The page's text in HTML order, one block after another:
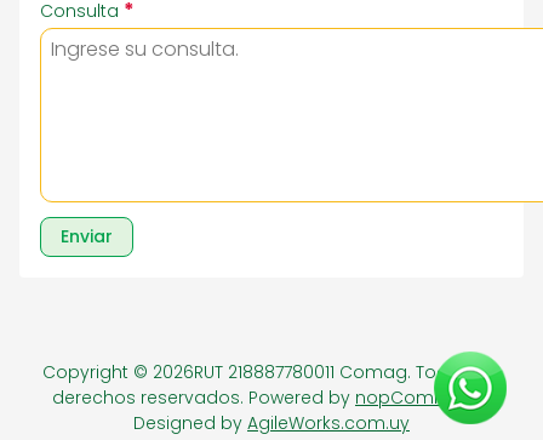
Consulta *
Enviar
Copyright © 2026RUT 218887780011 Comag. Todos los
derechos reservados. Powered by nopCommerce
Designed by AgileWorks.com.uy